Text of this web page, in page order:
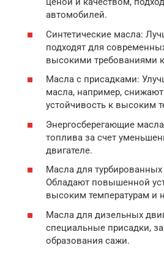
автомобилей.
Синтетические масла:
подходят для
высокими требованиями
Масла с присадками:
масла, например,
устойчивость к высоким
Энергосберегающие
топлива за счет
двигателе.
Масла для турбированных
Обладают повышенной
высоким температурам и
Масла для дизельных
специальные присадки,
образования сажи.